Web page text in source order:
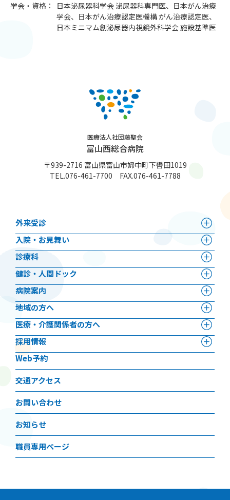
学会・資格：
日本泌尿器科学会 泌尿器科専門医、日本がん治療
学会、日本がん治療認定医機構 がん治療認定医、
日本ミニマム創泌尿器内視鏡外科学会 施設基準医
医療法人社団藤聖会
富山西総合病院
〒939-2716 富山県富山市婦中町下轡田1019
TEL.076-461-7700 FAX.076-461-7788
外来受診
⼊院・お見舞い
診療科
健診・人間ドック
病院案内
地域の方へ
医療・介護関係者の方へ
採用情報
Web予約
交通アクセス
お問い合わせ
お知らせ
職員専用ページ